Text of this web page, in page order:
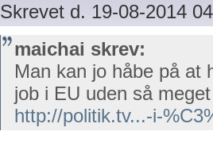
Skrevet d. 19-08-2014
maichai skrev:
Man kan jo håbe på at
job i EU uden så
http://politik.tv...-i-